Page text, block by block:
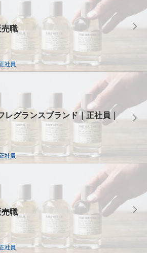
職
社員
レグランスブランド｜正社員｜
社員
職
社員